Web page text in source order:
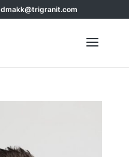
dmakk@trigranit.com